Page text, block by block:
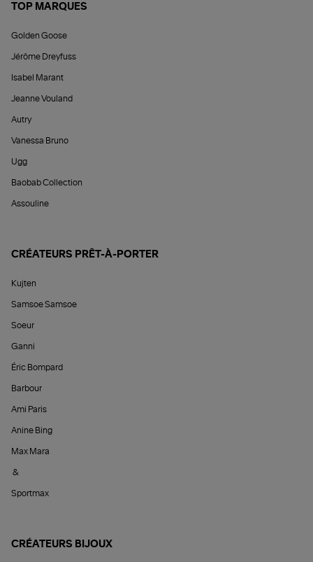
TOP MARQUES
Golden Goose
Jérôme Dreyfuss
Isabel Marant
Jeanne Vouland
Autry
Vanessa Bruno
Ugg
Baobab Collection
Assouline
CRÉATEURS PRÊT-À-PORTER
Kujten
Samsoe Samsoe
Soeur
Ganni
Éric Bompard
Barbour
Ami Paris
Anine Bing
Max Mara
&
Sportmax
CRÉATEURS BIJOUX